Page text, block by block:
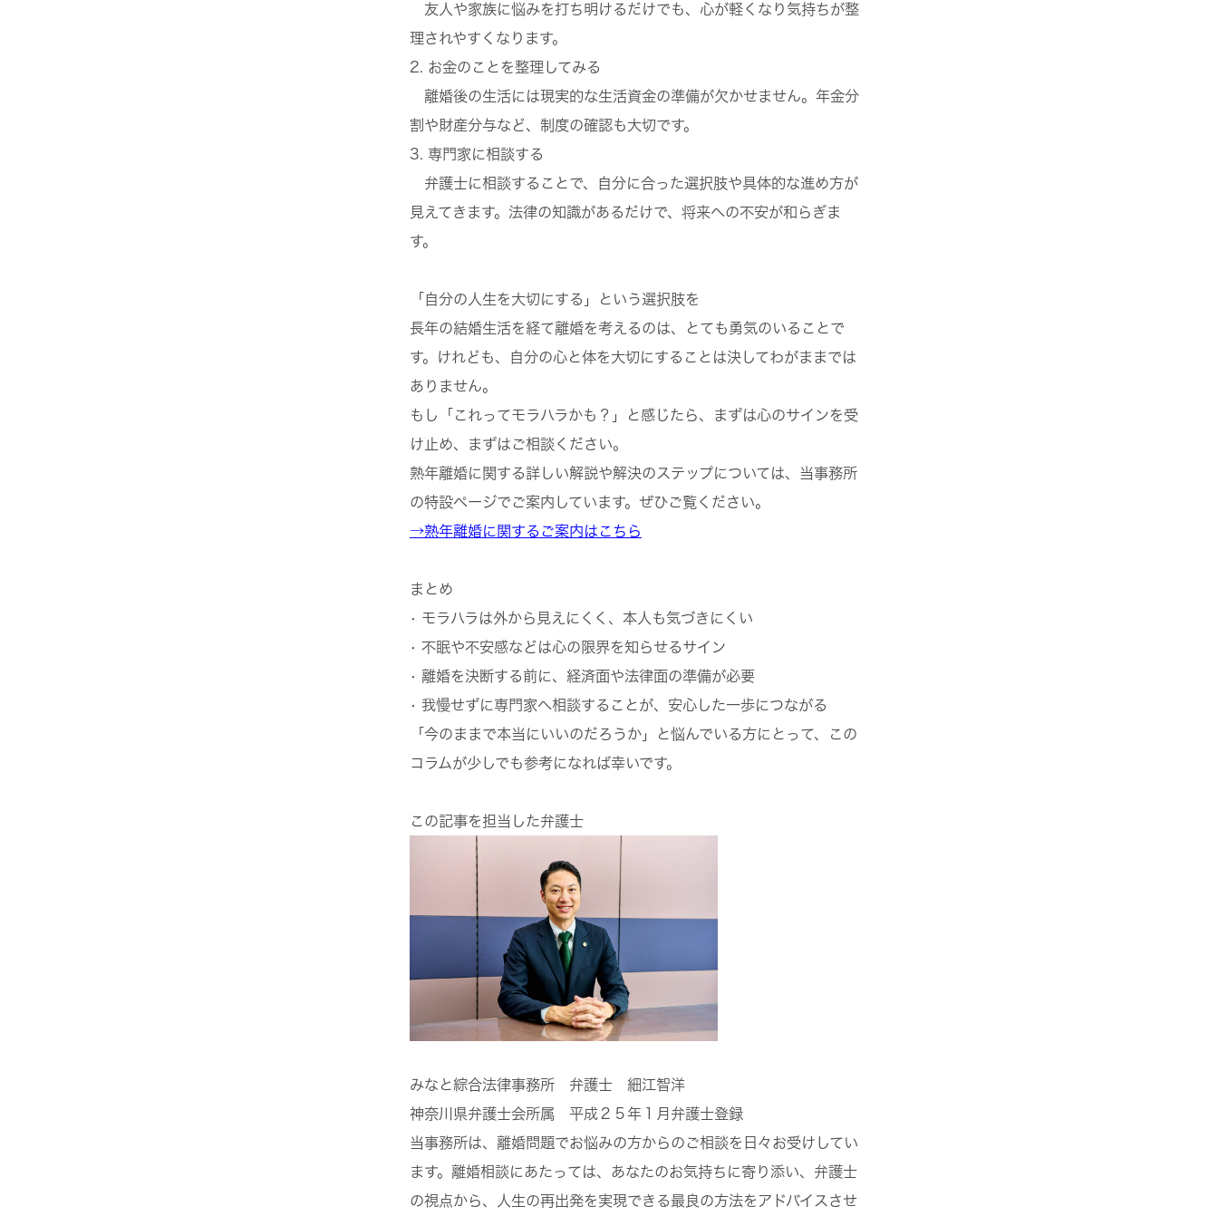
友人や家族に悩みを打ち明けるだけでも、心が軽くなり気持ちが整
理されやすくなります。
2. お金のことを整理してみる
離婚後の生活には現実的な生活資金の準備が欠かせません。年金分
割や財産分与など、制度の確認も大切です。
3. 専門家に相談する
弁護士に相談することで、自分に合った選択肢や具体的な進め方が
見えてきます。法律の知識があるだけで、将来への不安が和らぎま
す。
「自分の人生を大切にする」という選択肢を
長年の結婚生活を経て離婚を考えるのは、とても勇気のいることで
す。けれども、自分の心と体を大切にすることは決してわがままでは
ありません。
もし「これってモラハラかも？」と感じたら、まずは心のサインを受
け止め、まずはご相談ください。
熟年離婚に関する詳しい解説や解決のステップについては、当事務所
の特設ページでご案内しています。ぜひご覧ください。
→熟年離婚に関するご案内はこちら
まとめ
• モラハラは外から見えにくく、本人も気づきにくい
• 不眠や不安感などは心の限界を知らせるサイン
• 離婚を決断する前に、経済面や法律面の準備が必要
• 我慢せずに専門家へ相談することが、安心した一歩につながる
「今のままで本当にいいのだろうか」と悩んでいる方にとって、この
コラムが少しでも参考になれば幸いです。
この記事を担当した弁護士
みなと綜合法律事務所 弁護士 細江智洋
神奈川県弁護士会所属 平成２５年１月弁護士登録
当事務所は、離婚問題でお悩みの方からのご相談を日々お受けしてい
ます。離婚相談にあたっては、あなたのお気持ちに寄り添い、弁護士
の視点から、人生の再出発を実現できる最良の方法をアドバイスさせ